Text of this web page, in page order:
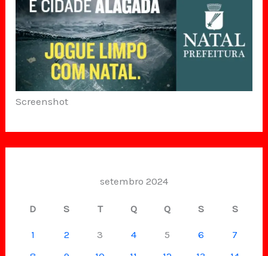
Screenshot
setembro 2024
D S T Q Q S S
1 2 3 4 5 6
7